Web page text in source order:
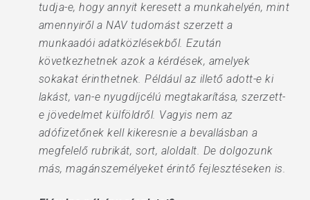
tudja-e, hogy annyit keresett a munkahelyén, mint
amennyiről a NAV tudomást szerzett a
munkaadói adatközlésekből. Ezután
következhetnek azok a kérdések, amelyek
sokakat érinthetnek. Például az illető adott-e ki
lakást, van-e nyugdíjcélú megtakarítása, szerzett-
e jövedelmet külföldről. Vagyis nem az
adófizetőnek kell kikeresnie a bevallásban a
megfelelő rubrikát, sort, aloldalt. De dolgozunk
más, magánszemélyeket érintő fejlesztéseken is.